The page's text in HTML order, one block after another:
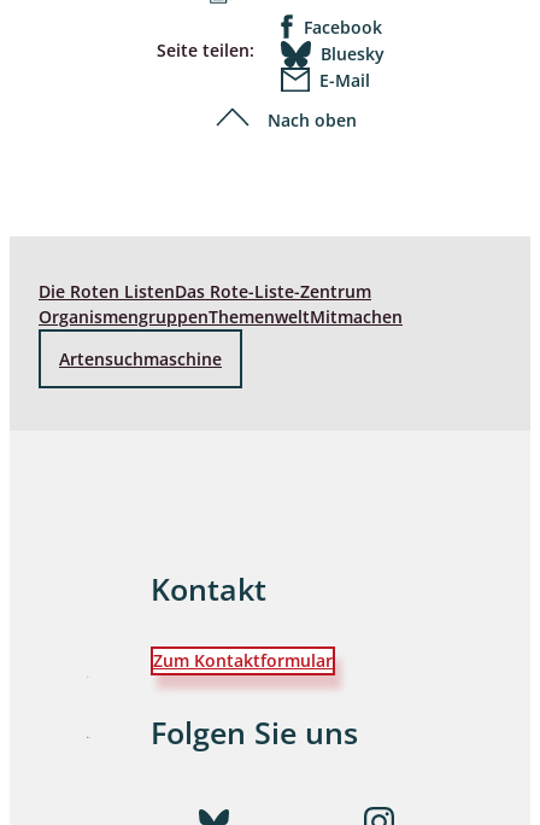
Seite teilen:
Facebook
Bluesky
E-Mail
Nach oben
Die Roten ListenDas Rote-Liste-Zentrum
OrganismengruppenThemenweltMitmachen
Artensuchmaschine
Kontakt
Zum Kontaktformular
Folgen Sie uns